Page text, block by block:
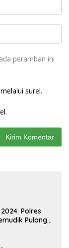
peramban ini
surel.
Polres
Pulang